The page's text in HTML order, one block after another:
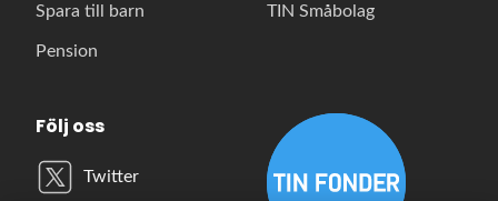
Spara till barn
Pension
TIN Småbolag
Följ oss
Twitter